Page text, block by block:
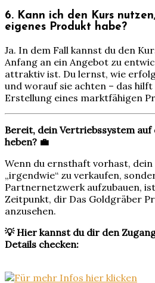
6. Kann ich den Kurs
eigenes Produkt habe?
Ja. In dem Fall kannst du den
Anfang an ein Angebot zu
attraktiv ist. Du lernst, wie
und worauf sie achten – das
Erstellung eines marktfähigen
Bereit, dein Vertriebssystem auf
heben? 💼
Wenn du ernsthaft vorhast,
„irgendwie“ zu verkaufen,
Partnernetzwerk aufzubauen,
Zeitpunkt, dir Das Goldgräber
anzusehen.
💡 Hier kannst du dir den
Details checken: